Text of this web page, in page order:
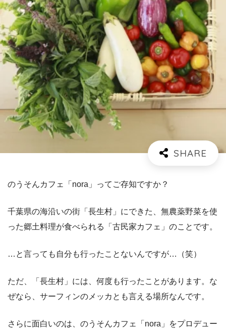
のうそんカフェ「nora」ってご存知ですか？
千葉県の海沿いの街「長生村」にできた、無農薬野菜を使
った郷土料理が食べられる「古民家カフェ」のことです。
…と言っても自分も行ったことないんですが…（笑）
ただ、「長生村」には、何度も行ったことがあります。な
ぜなら、サーフィンのメッカとも言える場所なんです。
さらに面白いのは、のうそんカフェ「nora」をプロデュー